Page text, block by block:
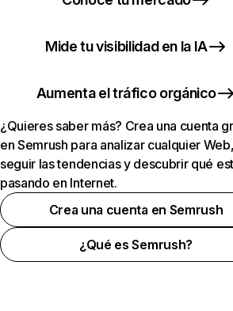
Mide tu visibilidad en la IA
Aumenta el tráfico orgánico
¿Quieres saber más? Crea una cuenta
en Semrush para analizar cualquier
seguir las tendencias y descubrir qué
pasando en Internet.
Crea una cuenta en Semrush
¿Qué es Semrush?